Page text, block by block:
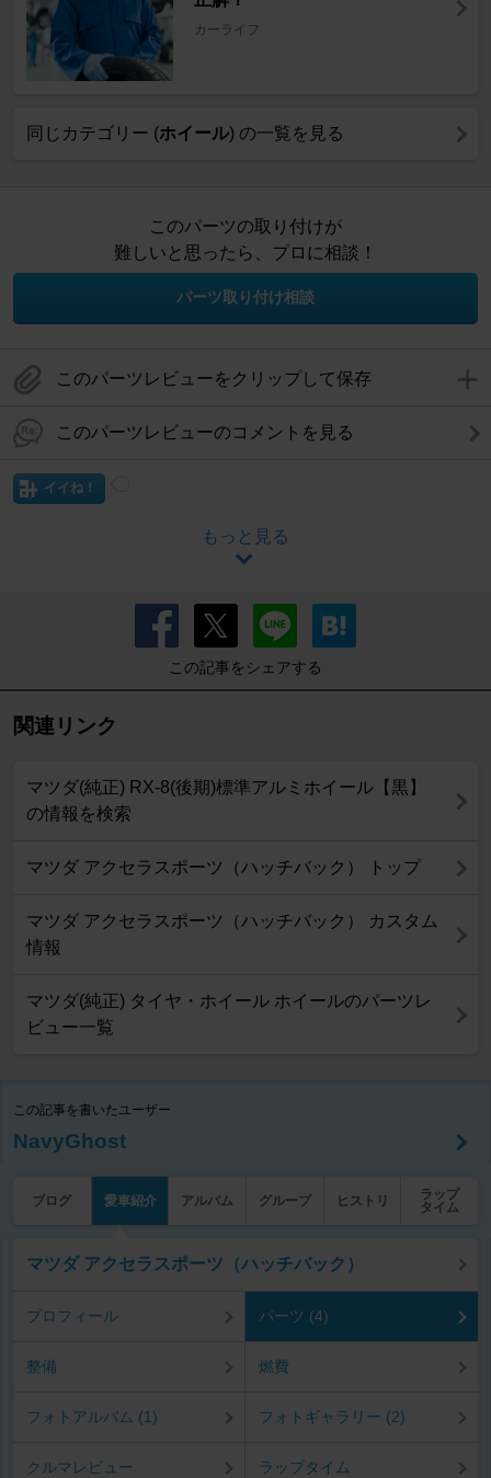
カーライフ
同じカテゴリー (ホイール) の一覧を見る
このパーツの取り付けが
難しいと思ったら、プロに相談！
パーツ取り付け相談
このパーツレビューをクリップして保存
このパーツレビューのコメントを見る
イイね！
もっと見る
この記事をシェアする
関連リンク
マツダ(純正) RX-8(後期)標準アルミホイール【黒】
の情報を検索
マツダ アクセラスポーツ（ハッチバック） トップ
マツダ アクセラスポーツ（ハッチバック） カスタム
情報
マツダ(純正) タイヤ・ホイール ホイールのパーツレ
ビュー一覧
この記事を書いたユーザー
NavyGhost
ブログ 愛車紹介 アルバム グループ ヒストリ
ラップ
タイム
マツダ アクセラスポーツ（ハッチバック）
プロフィール パーツ (4)
整備 燃費
フォトアルバム (1) フォトギャラリー (2)
クルマレビュー ラップタイム